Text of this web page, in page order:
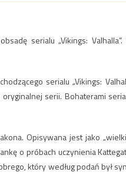
serialu „Vikings:
serialu „Vikings:
serii. Bohaterami
Opisywana jest jako
o próbach uczynienia
który według podań był